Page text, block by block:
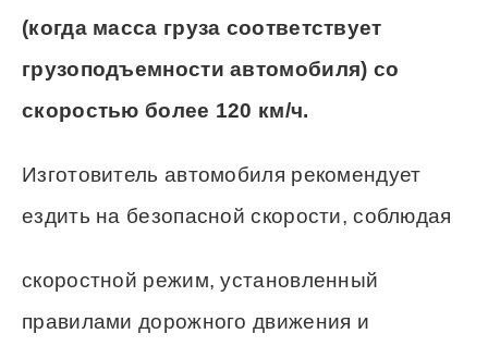
(когда масса груза соответствует
грузоподъемности автомобиля) со
скоростью более 120 км/ч.
Изготовитель автомобиля рекомендует
ездить на безопасной скорости, соблюдая
скоростной режим, установленный
правилами дорожного движения и